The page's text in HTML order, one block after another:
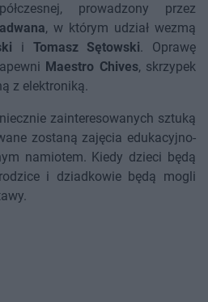
prowadzony przez
, w którym udział wezmą
i Tomasz Sętowski. Oprawę
Maestro Chives, skrzypek
z elektroniką.
zainteresowanych sztuką
zostaną zajęcia edukacyjno-
namiotem. Kiedy dzieci będą
i dziadkowie będą mogli